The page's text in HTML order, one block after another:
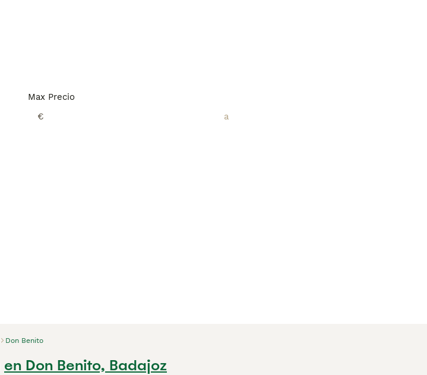
Max Precio
€
Don Benito
en Don Benito, Badajoz